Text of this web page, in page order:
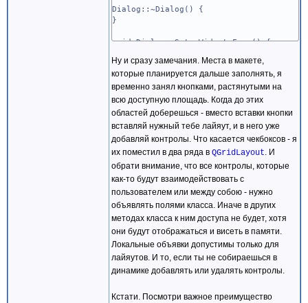
Dialog::~Dialog() {
}
void Dialog::SetupWidgetsForm() {
// Создание макета самой формы и сразу
QVBoxLayout* layout = new QVBoxLayout;
setLayout(layout);
setMinimumSize(640,480);
// Инициализирование табов и помещение
TabWidget = new QTabWidget;
for (auto i=0; i<3; i++)
TabWidget->addTab(Tabs[0],"Настройка
TabWidget->addTab(Tabs[1],"Графики");
TabWidget->addTab(Tabs[2],"Вывод
layout->addWidget(TabWidget);
// Заполнение таба "Настройка
QVBoxLayout *outerLayout = new
Tabs[0]->setLayout(outerLayout);
QHBoxLayout *upperLayout = new
outerLayout->addLayout(upperLayout);
QGroupBox *channels = new
upperLayout->addWidget(channels);
for (auto i = 0; i < 16; ++i)
QGridLayout *checkLayout = new
for (auto i = 0; i < 16; ++i)
Ну и сразу замечания. Места в макете,
которые планируется дальше заполнять, я
временно занял кнопками, растянутыми на
всю доступную площадь. Когда до этих
областей доберешься - вместо вставки кнопки
вставляй нужный тебе лайяут, и в него уже
добавляй контролы. Что касается чекбоксов - я
их поместил в два ряда в QGridLayout . И
обрати внимание, что все контролы, которые
как-то будут взаимодействовать с
пользователем или между собою - нужно
объявлять полями класса. Иначе в других
методах класса к ним доступа не будет, хотя
они будут отображаться и висеть в памяти.
Локальные объявки допустимы только для
лайяутов. И то, если ты не собираешься в
динамике добавлять или удалять контролы.
Кстати. Посмотри важное преимущество